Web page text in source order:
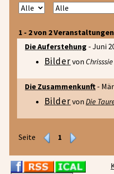
1 - 2 von 2 Veranstaltungen
Die Auferstehung - Juni
Bildervon Chrisssie
Die Zusammenkunft -
BildervonDie
Seite 1